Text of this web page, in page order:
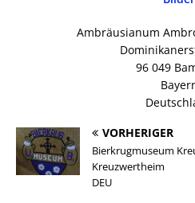
Ambräusianum
96 049
VORHERIGER
Bierkrugmuseum
Kreuzwertheim
DEU